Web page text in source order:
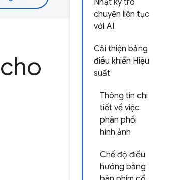
Nhật ký trò
chuyện liên tục
với AI
Cải thiện bảng
điều khiển Hiệu
suất
Thông tin chi
tiết về việc
phân phối
hình ảnh
Chế độ điều
hướng bằng